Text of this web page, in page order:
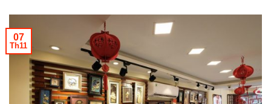
07
Th11